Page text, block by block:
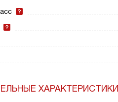
ХАРАКТЕРИСТИКИ